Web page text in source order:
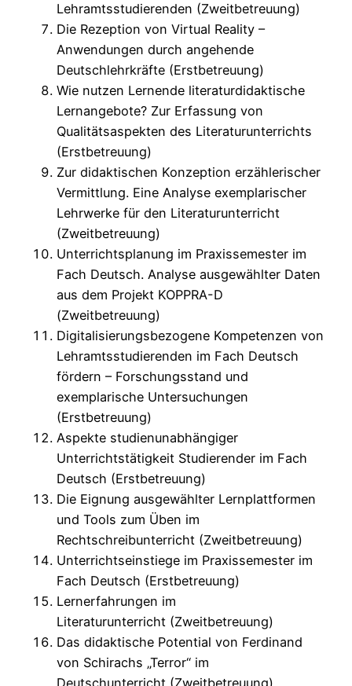
Lehramtsstudierenden (Zweitbetreuung)
Die Rezeption von Virtual Reality –
Anwendungen durch angehende
Deutschlehrkräfte (Erstbetreuung)
Wie nutzen Lernende literaturdidaktische
Lernangebote? Zur Erfassung von
Qualitätsaspekten des Literaturunterrichts
(Erstbetreuung)
Zur didaktischen Konzeption erzählerischer
Vermittlung. Eine Analyse exemplarischer
Lehrwerke für den Literaturunterricht
(Zweitbetreuung)
Unterrichtsplanung im Praxissemester im
Fach Deutsch. Analyse ausgewählter Daten
aus dem Projekt KOPPRA-D
(Zweitbetreuung)
Digitalisierungsbezogene Kompetenzen von
Lehramtsstudierenden im Fach Deutsch
fördern – Forschungsstand und
exemplarische Untersuchungen
(Erstbetreuung)
Aspekte studienunabhängiger
Unterrichtstätigkeit Studierender im Fach
Deutsch (Erstbetreuung)
Die Eignung ausgewählter Lernplattformen
und Tools zum Üben im
Rechtschreibunterricht (Zweitbetreuung)
Unterrichtseinstiege im Praxissemester im
Fach Deutsch (Erstbetreuung)
Lernerfahrungen im
Literaturunterricht (Zweitbetreuung)
Das didaktische Potential von Ferdinand
von Schirachs „Terror“ im